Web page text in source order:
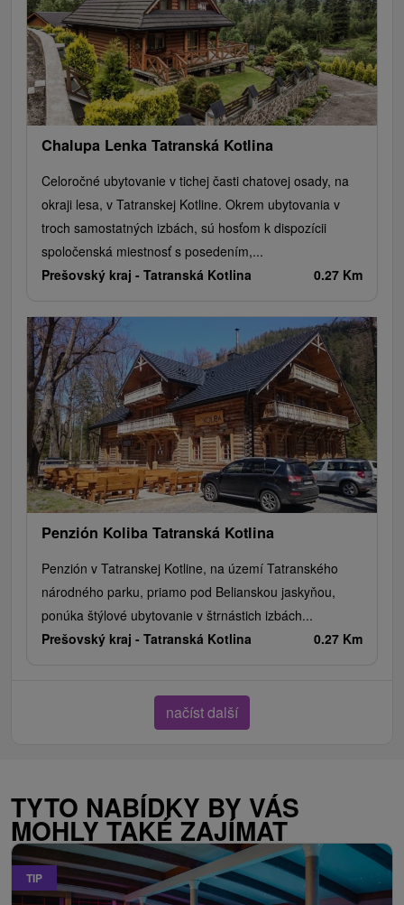
Chalupa Lenka Tatranská Kotlina
Celoročné ubytovanie v tichej časti chatovej osady, na
okraji lesa, v Tatranskej Kotline. Okrem ubytovania v
troch samostatných izbách, sú hosťom k dispozícii
spoločenská miestnosť s posedením,...
Prešovský kraj - Tatranská Kotlina 0.27 Km
Penzión Koliba Tatranská Kotlina
Penzión v Tatranskej Kotline, na území Tatranského
národného parku, priamo pod Belianskou jaskyňou,
ponúka štýlové ubytovanie v štrnástich izbách...
Prešovský kraj - Tatranská Kotlina 0.27 Km
načíst další
TYTO NABÍDKY BY VÁS
MOHLY TAKÉ ZAJÍMAT
TIP